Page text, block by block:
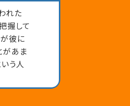
れた
握して
彼に
があま
う人